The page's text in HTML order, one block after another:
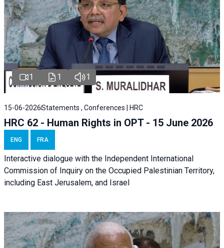
1 1 1
15-06-2026Statements , Conferences | HRC
HRC 62 - Human Rights in OPT - 15 June 2026
ENG FRA
Interactive dialogue with the Independent International
Commission of Inquiry on the Occupied Palestinian Territory,
including East Jerusalem, and Israel